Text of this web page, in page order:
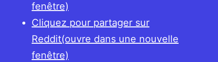
fenêtre)
Cliquez pour partager sur
Reddit(ouvre dans une nouvelle
fenêtre)